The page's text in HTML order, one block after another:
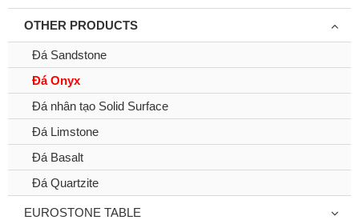
OTHER PRODUCTS
Đá Sandstone
Đá Onyx
Đá nhân tạo Solid Surface
Đá Limstone
Đá Basalt
Đá Quartzite
EUROSTONE TABLE